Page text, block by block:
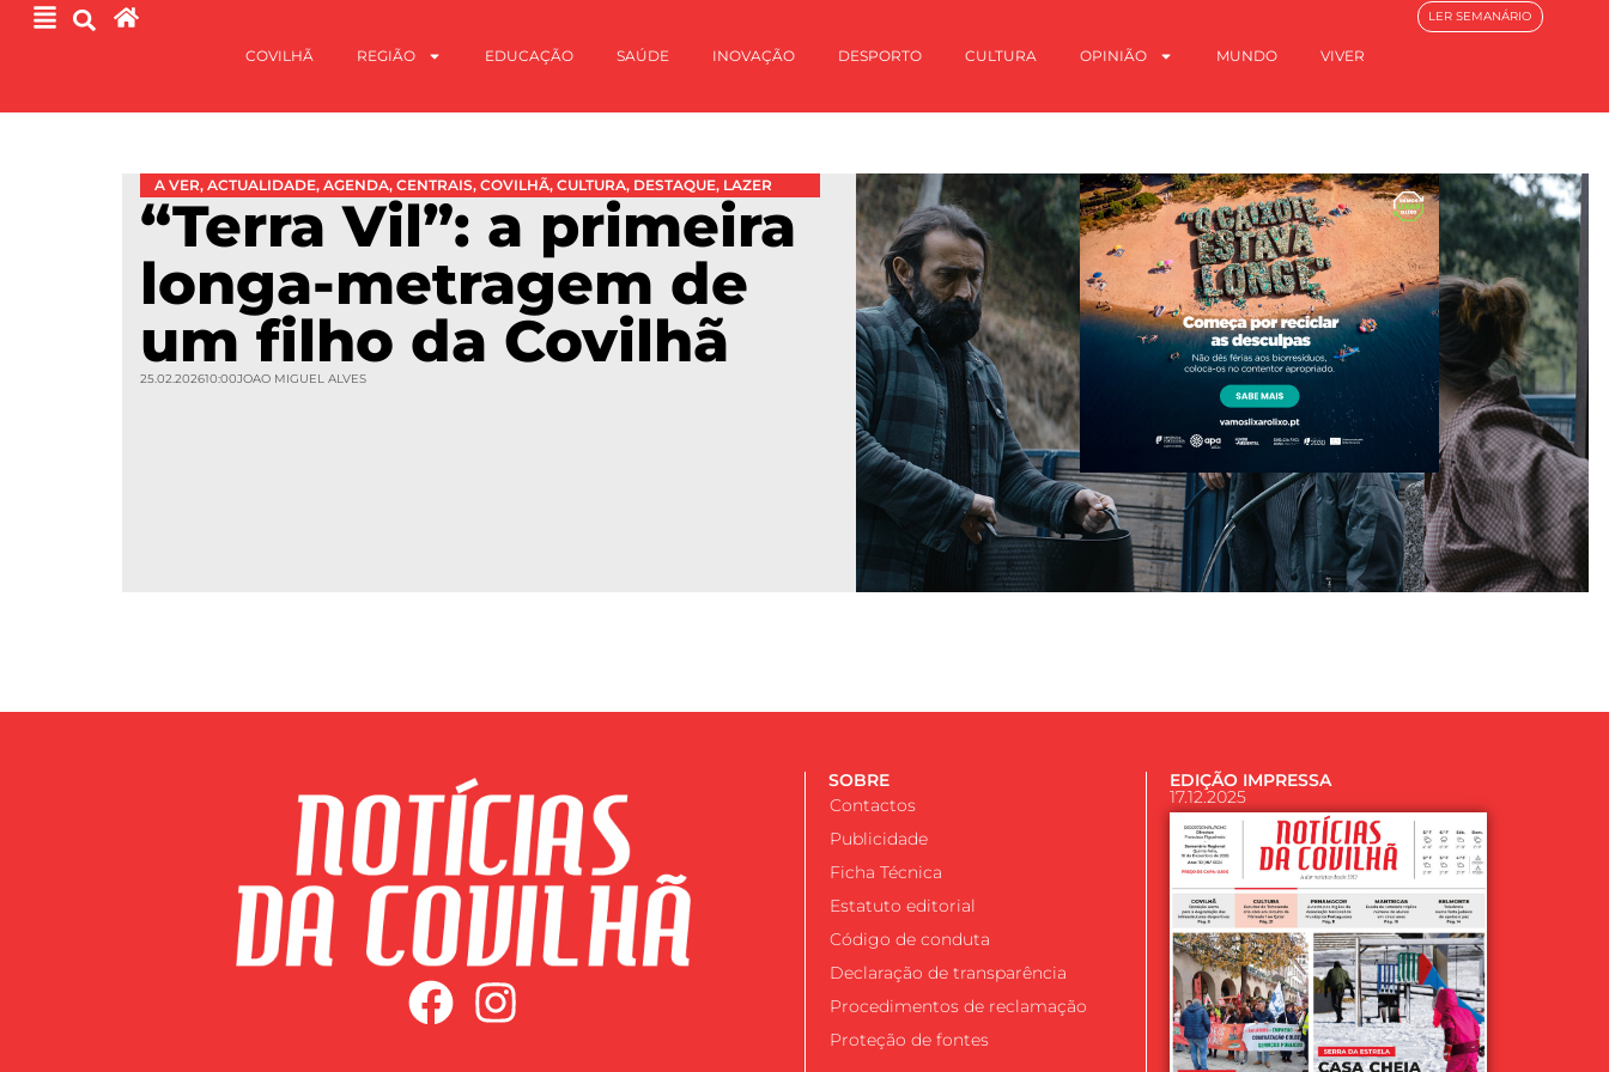
COVILHÃ REGIÃO EDUCAÇÃO SAÚDE INOVAÇÃO DESPORTO CULTURA OPINIÃO MUNDO VIVER
LER SEMANÁRIO
A VER, ACTUALIDADE, AGENDA, CENTRAIS, COVILHÃ, CULTURA, DESTAQUE, LAZER
“Terra Vil”: a primeira
longa-metragem de
um filho da Covilhã
25.02.202610:00JOAO MIGUEL ALVES
SOBRE
Contactos
Publicidade
Ficha Técnica
Estatuto editorial
Código de conduta
Declaração de transparência
Procedimentos de reclamação
Proteção de fontes
EDIÇÃO IMPRESSA
17.12.2025